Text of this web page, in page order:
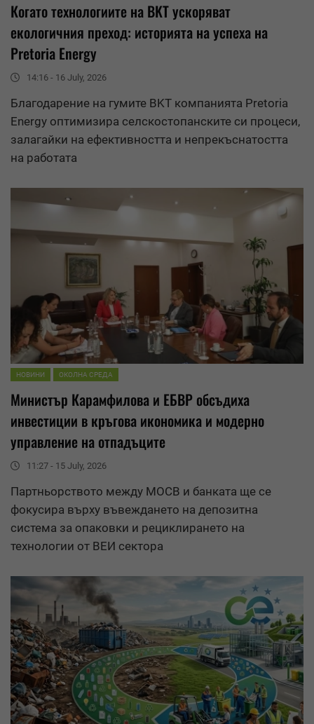
Когато технологиите на BKT ускоряват
екологичния преход: историята на успеха на
Pretoria Energy
14:16 - 16 July, 2026
Благодарение на гумите BKT компанията Pretoria
Energy оптимизира селскостопанските си процеси,
залагайки на ефективността и непрекъснатостта
на работата
НОВИНИ ОКОЛНА СРЕДА
Министър Карамфилова и ЕБВР обсъдиха
инвестиции в кръгова икономика и модерно
управление на отпадъците
11:27 - 15 July, 2026
Партньорството между МОСВ и банката ще се
фокусира върху въвеждането на депозитна
система за опаковки и рециклирането на
технологии от ВЕИ сектора